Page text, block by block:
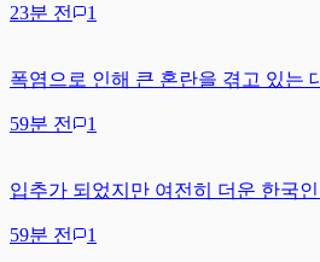
23분 전 1
폭염으로 인해 큰 혼란을 겪고 있는
59분 전 1
입추가 되었지만 여전히 더운 한국
59분 전 1